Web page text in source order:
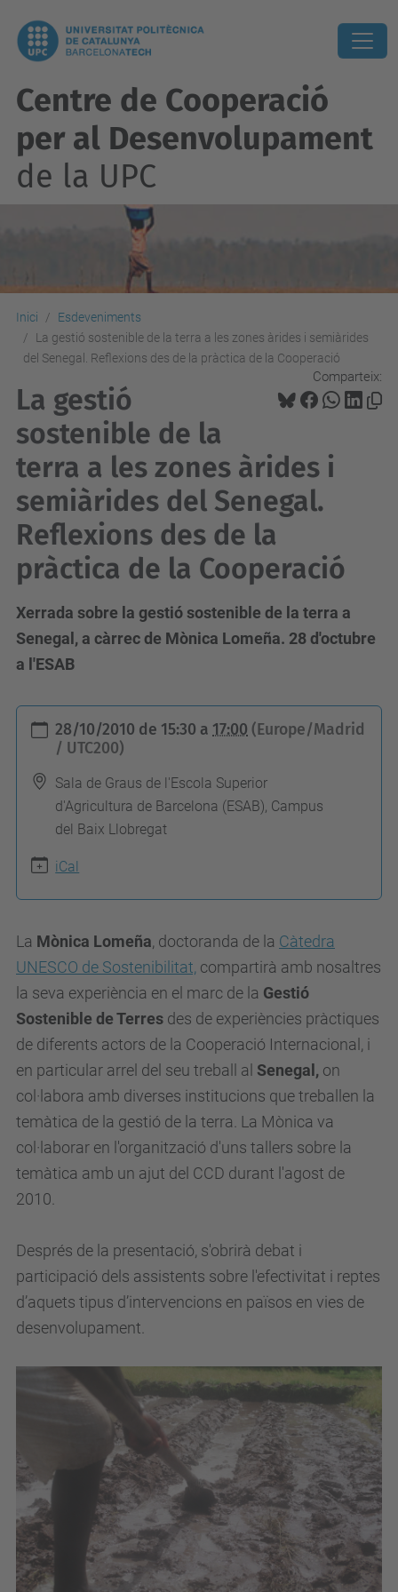
Centre de Cooperació
per al Desenvolupament
de la UPC
Inici
Esdeveniments
La gestió sostenible de la terra a les zones àrides i semiàrides
del Senegal. Reflexions des de la pràctica de la Cooperació
Comparteix:
La gestió
sostenible de la
terra a les zones àrides i
semiàrides del Senegal.
Reflexions des de la
pràctica de la Cooperació
Xerrada sobre la gestió sostenible de la terra a
Senegal, a càrrec de Mònica Lomeña. 28 d'octubre
a l'ESAB
/
c
d
.
u
p
c
.
e
d
u
/
a
/
e
s
n
i
m
e
n
28/10/2010 de 15:30 a 17:00 (Europe/Madrid
/ UTC200)
Sala de Graus de l'Escola Superior
d'Agricultura de Barcelona (ESAB), Campus
del Baix Llobregat
iCal
La Mònica Lomeña, doctoranda de la Càtedra
UNESCO de Sostenibilitat, compartirà amb nosaltres
la seva experiència en el marc de la Gestió
Sostenible de Terres des de experiències pràctiques
de diferents actors de la Cooperació Internacional, i
en particular arrel del seu treball al Senegal, on
col·labora amb diverses institucions que treballen la
temàtica de la gestió de la terra. La Mònica va
col·laborar en l'organització d'uns tallers sobre la
temàtica amb un ajut del CCD durant l'agost de
2010.
Després de la presentació, s'obrirà debat i
participació dels assistents sobre l'efectivitat i reptes
d’aquets tipus d’intervencions en països en vies de
desenvolupament.